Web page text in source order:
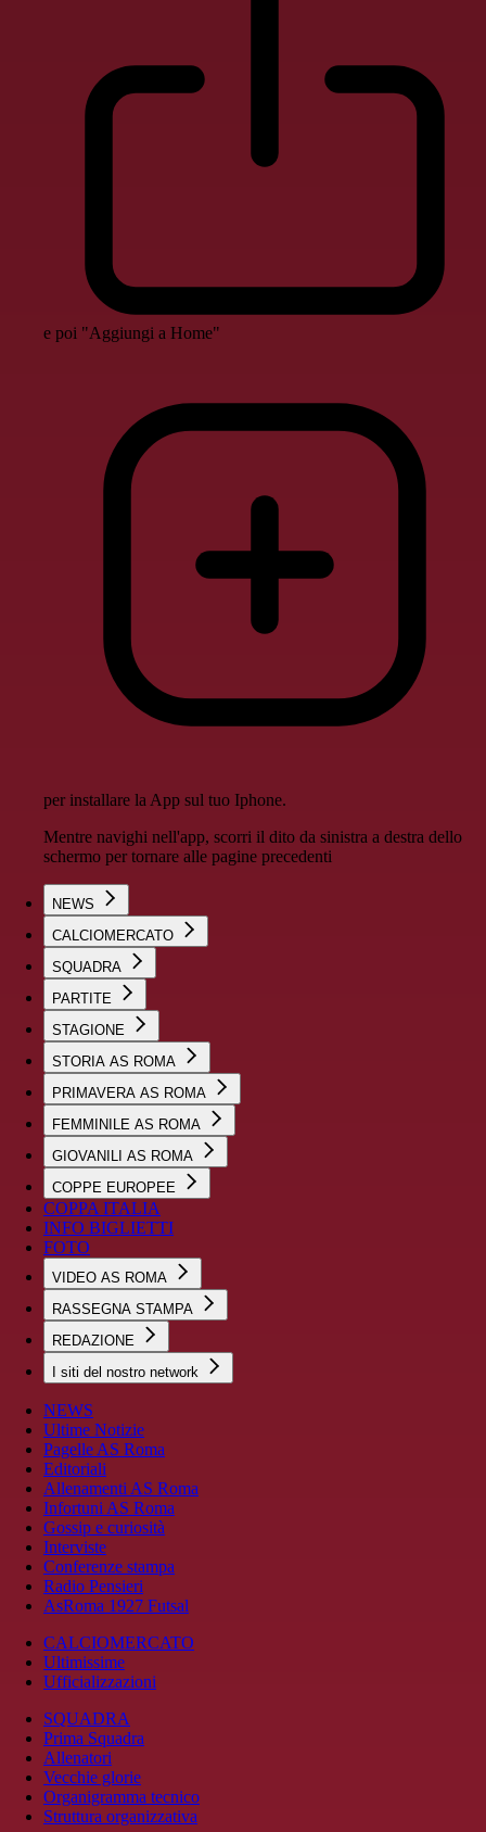
e poi "Aggiungi a Home"
per installare la App sul tuo Iphone.
Mentre navighi nell'app, scorri il dito da sinistra a destra dello
schermo per tornare alle pagine precedenti
NEWS
CALCIOMERCATO
SQUADRA
PARTITE
STAGIONE
STORIA AS ROMA
PRIMAVERA AS ROMA
FEMMINILE AS ROMA
GIOVANILI AS ROMA
COPPE EUROPEE
COPPA ITALIA
INFO BIGLIETTI
FOTO
VIDEO AS ROMA
RASSEGNA STAMPA
REDAZIONE
I siti del nostro network
NEWS
Ultime Notizie
Pagelle AS Roma
Editoriali
Allenamenti AS Roma
Infortuni AS Roma
Gossip e curiosità
Interviste
Conferenze stampa
Radio Pensieri
AsRoma 1927 Futsal
CALCIOMERCATO
Ultimissime
Ufficializzazioni
SQUADRA
Prima Squadra
Allenatori
Vecchie glorie
Organigramma tecnico
Struttura organizzativa